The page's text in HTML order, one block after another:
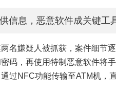
信息，恶意软件成关键工
名嫌疑人被抓获，案件细节
码，再使用特制恶意软件将
过NFC功能传输至ATM机，